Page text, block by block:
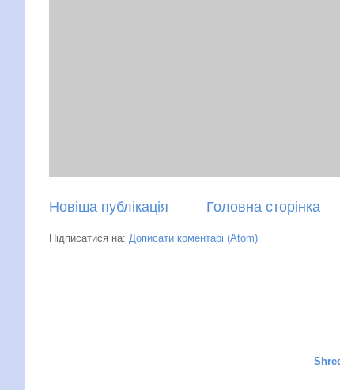
Новіша публікація Головна сторінка
Підписатися на: Дописати коментарі (Atom)